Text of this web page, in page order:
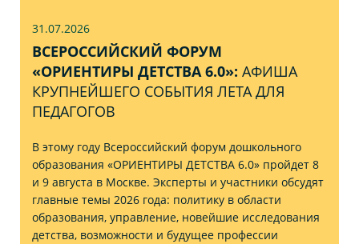
31.07.2026
ВСЕРОССИЙСКИЙ ФОРУМ
«ОРИЕНТИРЫ ДЕТСТВА 6.0»: АФИША
КРУПНЕЙШЕГО СОБЫТИЯ ЛЕТА ДЛЯ
ПЕДАГОГОВ
В этому году Всероссийский форум дошкольного
образования «ОРИЕНТИРЫ ДЕТСТВА 6.0» пройдет 8
и 9 августа в Москве. Эксперты и участники обсудят
главные темы 2026 года: политику в области
образования, управление, новейшие исследования
детства, возможности и будущее профессии